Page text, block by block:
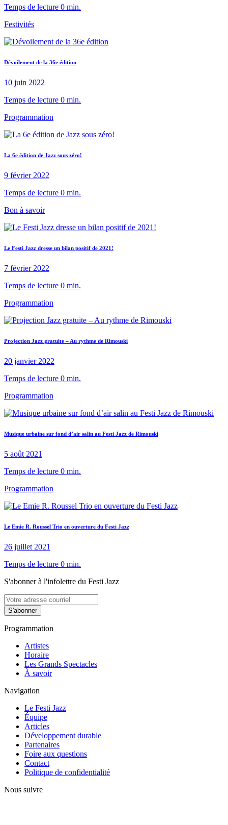
Temps de lecture 0 min.
Festivités
Dévoilement de la 36e édition
10 juin 2022
Temps de lecture 0 min.
Programmation
La 6e édition de Jazz sous zéro!
9 février 2022
Temps de lecture 0 min.
Bon à savoir
Le Festi Jazz dresse un bilan positif de 2021!
7 février 2022
Temps de lecture 0 min.
Programmation
Projection Jazz gratuite – Au rythme de Rimouski
20 janvier 2022
Temps de lecture 0 min.
Programmation
Musique urbaine sur fond d’air salin au Festi Jazz de Rimouski
5 août 2021
Temps de lecture 0 min.
Programmation
Le Emie R. Roussel Trio en ouverture du Festi Jazz
26 juillet 2021
Temps de lecture 0 min.
S'abonner à l'infolettre du Festi Jazz
S'abonner
Programmation
Artistes
Horaire
Les Grands Spectacles
À savoir
Navigation
Le Festi Jazz
Équipe
Articles
Développement durable
Partenaires
Foire aux questions
Contact
Politique de confidentialité
Nous suivre